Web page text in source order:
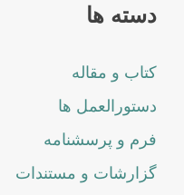
دسته ها
کتاب و مقاله
دستورالعمل ها
فرم و پرسشنامه
گزارشات و مستندات